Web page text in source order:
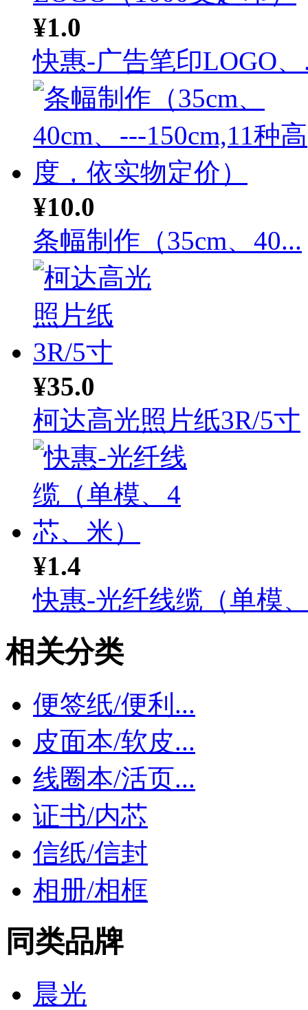
¥1.0
快惠-广告笔印LOGO
¥10.0
条幅制作（35cm、40...
¥35.0
柯达高光照片纸3R/5寸
¥1.4
快惠-光纤线缆（单模
相关分类
便签纸/便利...
皮面本/软皮...
线圈本/活页...
证书/内芯
信纸/信封
相册/相框
同类品牌
晨光